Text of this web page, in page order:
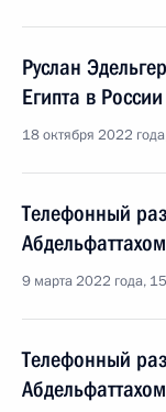
Руслан
Египта в
18 октября 2022
Телефонный
9 марта 2022 года,
Телефонный